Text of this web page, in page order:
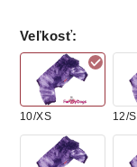
Veľkosť:
10/XS 12/S